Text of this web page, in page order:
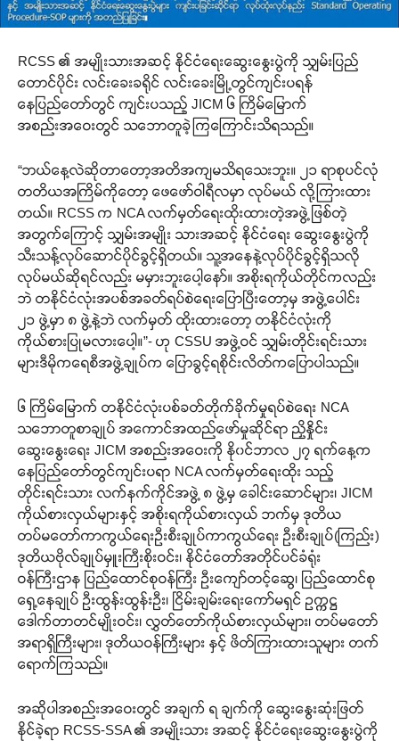
RCSS ၏ အမျိုးသားအဆင့် နိုင်ငံရေးဆွေးနွေးပွဲကို သျှမ်းပြည်
တောင်ပိုင်း လင်းခေးခရိုင် လင်းခေးမြို့တွင်ကျင်းပရန်
နေပြည်တော်တွင် ကျင်းပသည့် JICM ၆ ကြိမ်မြောက်
အစည်းအဝေးတွင် သဘောတူခဲ့ကြကြောင်းသိရသည်။
“ဘယ်နေ့လဲဆိုတာတော့အတိအကျမသိရသေးဘူး။ ၂၁ ရာစုပင်လုံ
တတိယအကြိမ်ကိုတော့ ဖေဖော်ဝါရီလမှာ လုပ်မယ် လို့ကြားထား
တယ်။ RCSS က NCA လက်မှတ်ရေးထိုးထားတဲ့အဖွဲ့ဖြစ်တဲ့
အတွက်ကြောင့် သျှမ်းအမျိုး သားအဆင့် နိုင်ငံရေး ဆွေးနွေးပွဲကို
သီးသန့်လုပ်ဆောင်ပိုင်ခွင့်ရှိတယ်။ သူ့အနေနဲ့လုပ်ပိုင်ခွင့်ရှိသလို
လုပ်မယ်ဆိုရင်လည်း မမှားဘူးပေါ့နော်။ အစိုးရကိုယ်တိုင်ကလည်း
ဘဲ တနိုင်ငံလုံးအပစ်အခတ်ရပ်စဲရေးပြောပြီးတော့မှ အဖွဲ့ပေါင်း
၂၁ ဖွဲ့မှာ ၈ ဖွဲ့နဲ့ဘဲ လက်မှတ် ထိုးထားတော့ တနိုင်ငံလုံးကို
ကိုယ်စားပြုမလားပေါ့။”- ဟု CSSU အဖွဲ့ဝင် သျှမ်းတိုင်းရင်းသား
များဒီမိုကရေစီအဖွဲ့ချုပ်က ပြောခွင့်ရစိုင်းလိတ်ကပြောပါသည်။
၆ ကြိမ်မြောက် တနိုင်ငံလုံးပစ်ခတ်တိုက်ခိုက်မှုရပ်စဲရေး NCA
သဘောတူစာချုပ် အကောင်အထည်ဖော်မှုဆိုင်ရာ ညှိနှိုင်း
ဆွေးနွေးရေး JICM အစည်းအဝေးကို နို၀င်ဘာလ ၂၇ ရက်နေ့က
နေပြည်တော်တွင်ကျင်းပရာ NCA လက်မှတ်ရေးထိုး သည့်
တိုင်းရင်းသား လက်နက်ကိုင်အဖွဲ့ ၈ ဖွဲ့မှ ခေါင်းဆောင်များ၊ JICM
ကိုယ်စားလှယ်များနှင့် အစိုးရကိုယ်စားလှယ် ဘက်မှ ဒုတိယ
တပ်မတော်ကာကွယ်ရေးဦးစီးချုပ်ကာကွယ်ရေး ဦးစီးချုပ်(ကြည်း)
ဒုတိယဗိုလ်ချုပ်မှူးကြီးစိုးဝင်း၊ နိုင်ငံတော်အတိုင်ပင်ခံရုံး
ဝန်ကြီးဌာန ပြည်ထောင်စုဝန်ကြီး ဦးကျော်တင့်ဆွေ၊ ပြည်ထောင်စု
ရှေ့နေချုပ် ဦးထွန်းထွန်းဦး၊ ငြိမ်းချမ်းရေးကော်မရှင် ဥက္ကဋ္ဌ
ဒေါက်တာတင်မျိုးဝင်း၊ လွှတ်တော်ကိုယ်စားလှယ်များ၊ တပ်မတော်
အရာရှိကြီးများ၊ ဒုတိယဝန်ကြီးများ နှင့် ဖိတ်ကြားထားသူများ တက်
ရောက်ကြသည်။
အဆိုပါအစည်းအဝေးတွင် အချက် ရ ချက်ကို ဆွေးနွေးဆုံးဖြတ်
နိုင်ခဲ့ရာ RCSS-SSA ၏ အမျိုးသား အဆင့် နိုင်ငံရေးဆွေးနွေးပွဲကို